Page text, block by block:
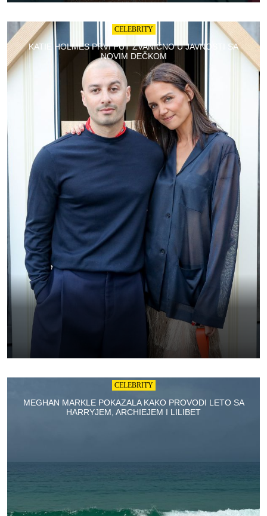
CELEBRITY
KATIE HOLMES PRVI PUT ZVANIČNO U JAVNOSTI SA
NOVIM DEČKOM
CELEBRITY
MEGHAN MARKLE POKAZALA KAKO PROVODI LETO SA
HARRYJEM, ARCHIEJEM I LILIBET